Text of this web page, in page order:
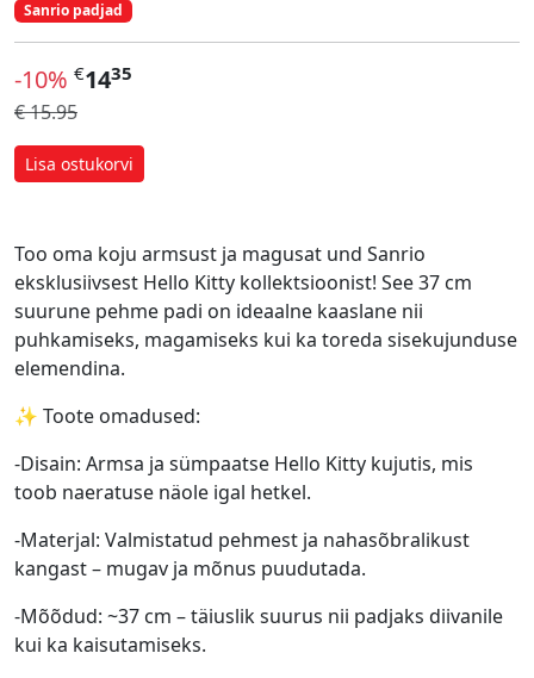
Sanrio padjad
-10% €1435
€ 15.95
Lisa ostukorvi
Too oma koju armsust ja magusat und Sanrio
eksklusiivsest Hello Kitty kollektsioonist! See 37 cm
suurune pehme padi on ideaalne kaaslane nii
puhkamiseks, magamiseks kui ka toreda sisekujunduse
elemendina.
✨ Toote omadused:
-Disain: Armsa ja sümpaatse Hello Kitty kujutis, mis
toob naeratuse näole igal hetkel.
-Materjal: Valmistatud pehmest ja nahasõbralikust
kangast – mugav ja mõnus puudutada.
-Mõõdud: ~37 cm – täiuslik suurus nii padjaks diivanile
kui ka kaisutamiseks.